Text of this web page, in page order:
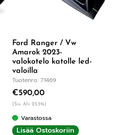
Ford Ranger / Vw
Amarok 2023-
valokotelo katolle led-
valoilla
Tuotenro: 71469
€590,00
(Sis. Alv 25,5%)
Varastossa
Lisää Ostoskoriin